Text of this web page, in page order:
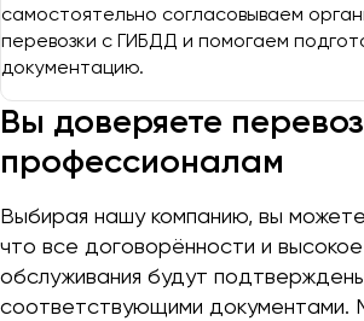
самостоятельно согласовываем
перевозки с ГИБДД и помогаем
документацию.
Вы доверяете
профессионалам
Выбирая нашу компанию, вы
что все договорённости и
обслуживания будут
соответствующими документами.